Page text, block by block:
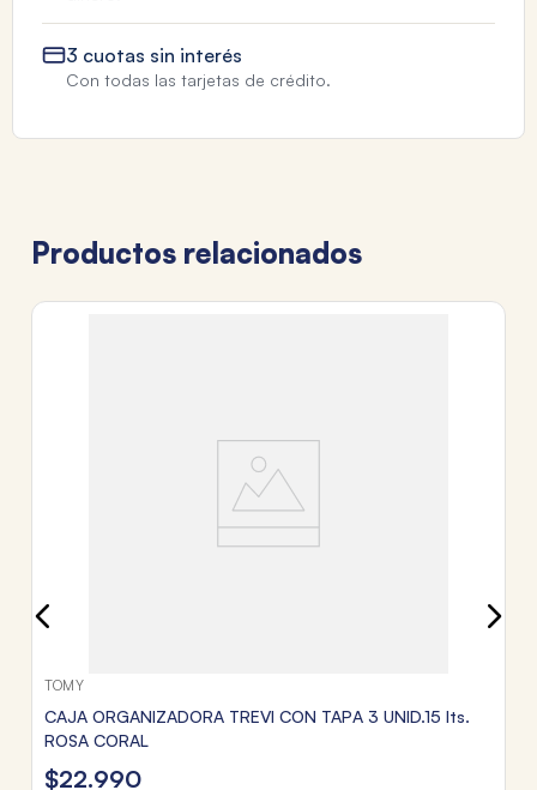
3 cuotas sin interés
Con todas las tarjetas de crédito.
Productos relacionados
TOMY
CAJA ORGANIZADORA TREVI CON TAPA 3 UNID.15 lts.
ROSA CORAL
$22.990